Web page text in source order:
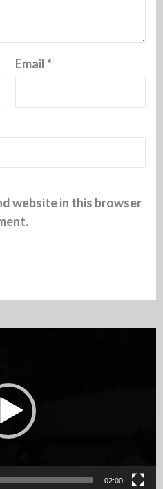
Email*
website in this browser
02:00